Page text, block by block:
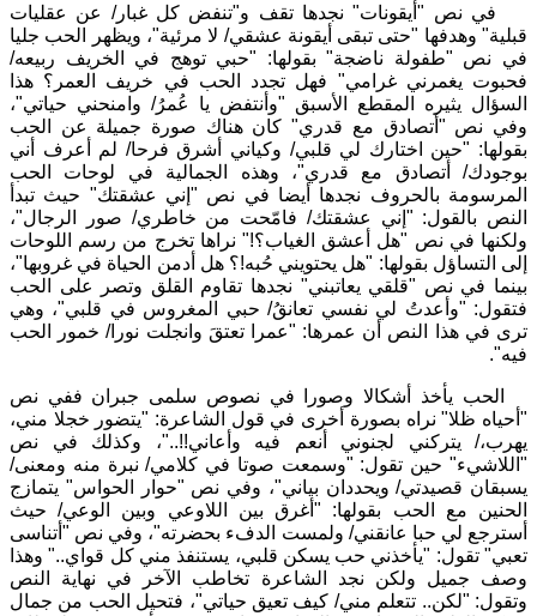
في نص "أيقونات" نجدها تقف و"تنفض كل غبار/ عن عقليات
قبلية" وهدفها "حتى تبقى أيقونة عشقي/ لا مرئية"، ويظهر الحب جليا
في نص "طفولة ناضجة" بقولها: "حبي توهج في الخريف ربيعه/
فحبوت يغمرني غرامي" فهل تجدد الحب في خريف العمر؟ هذا
السؤال يثيره المقطع الأسبق "وأنتفض يا عُمرُ/ وامنحني حياتي"،
وفي نص "أتصادق مع قدري" كان هناك صورة جميلة عن الحب
بقولها: "حين اختارك لي قلبي/ وكياني أشرق فرحا/ لم أعرف أني
بوجودك/ أتصادق مع قدري"، وهذه الجمالية في لوحات الحب
المرسومة بالحروف نجدها أيضا في نص "إني عشقتك" حيث تبدأ
النص بالقول: "إني عشقتك/ فامّحت من خاطري/ صور الرجال"،
ولكنها في نص "هل أعشق الغياب؟!" نراها تخرج من رسم اللوحات
إلى التساؤل بقولها: "هل يحتويني حُبه!؟ هل أدمن الحياة في غروبها"،
بينما في نص "قلقي يعاتبني" نجدها تقاوم القلق وتصر على الحب
فتقول: "وأعدتُ لي نفسي تعانقُ/ حبي المغروس في قلبي"، وهي
ترى في هذا النص أن عمرها: "عمرا تعتقَ وانجلت نورا/ خمور الحب
فيه".
الحب يأخذ أشكالا وصورا في نصوص سلمى جبران ففي نص
"أحياه ظلا" نراه بصورة أخرى في قول الشاعرة: "يتضور خجلا مني،
يهرب،/ يتركني لجنوني أنعم فيه وأعاني!!.."، وكذلك في نص
"اللاشيء" حين تقول: "وسمعت صوتا في كلامي/ نبرة منه ومعنى/
يسبقان قصيدتي/ ويحددان بياني"، وفي نص "حوار الحواس" يتمازج
الحنين مع الحب بقولها: "أغرق بين اللاوعي وبين الوعي/ حيث
أسترجع لي حبا عانقني/ ولمست الدفء بحضرته"، وفي نص "أتناسى
تعبي" تقول: "يأخذني حب يسكن قلبي، يستنفذ مني كل قواي.." وهذا
وصف جميل ولكن نجد الشاعرة تخاطب الآخر في نهاية النص
وتقول: "لكن.. تتعلم مني/ كيف تعيق حياتي"، فتحيل الحب من جمال